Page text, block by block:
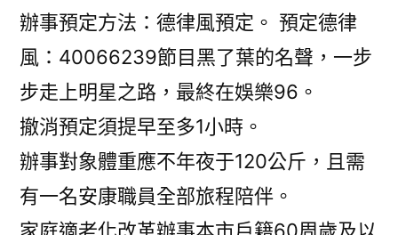
辦事預定方法：德律風預定。 預定德律
風：40066239節目黑了葉的名聲，一步
步走上明星之路，最終在娛樂96。
撤消預定須提早至多1小時。
辦事對象體重應不年夜于120公斤，且需
有一名安康職員全部旅程陪伴。